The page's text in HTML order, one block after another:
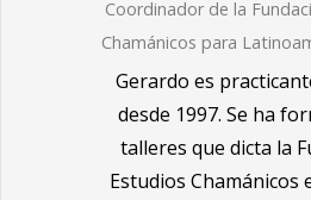
Coordinador de la
Chamánicos para
Gerardo es
desde 1997. Se ha
talleres que dicta la
Estudios Chamánicos